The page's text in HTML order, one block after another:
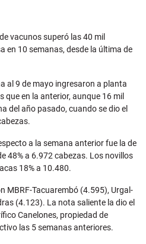
vacunos superó las 40 mil
en 10 semanas, desde la última de
al 9 de mayo ingresaron a planta
que en la anterior, aunque 16 mil
del año pasado, cuando se dio el
a la semana anterior fue la de
48% a 6.972 cabezas. Los novillos
18% a 10.480.
MBRF-Tacuarembó (4.595), Urgal-
(4.123). La nota saliente la dio el
Canelones, propiedad de
las 5 semanas anteriores.